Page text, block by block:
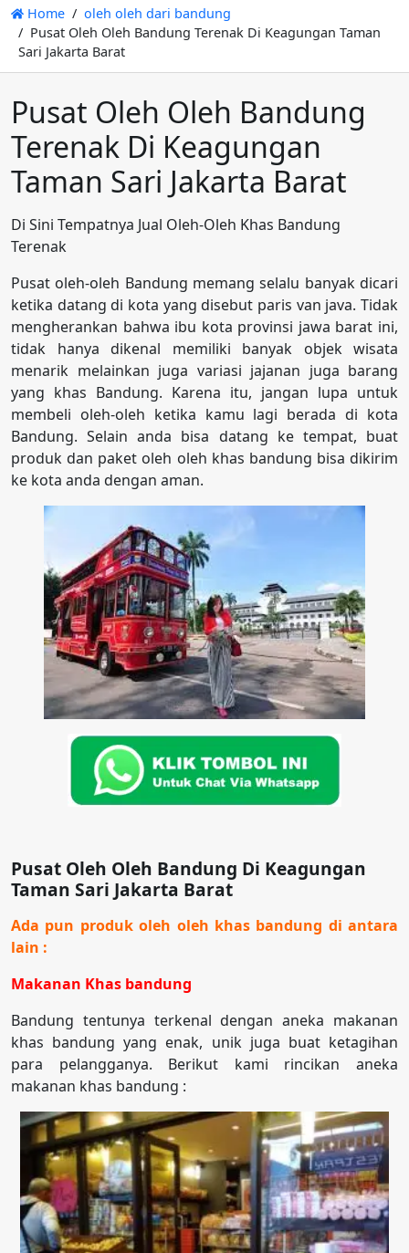
Home
oleh oleh dari bandung
Pusat Oleh Oleh Bandung Terenak Di Keagungan Taman
Sari Jakarta Barat
Pusat Oleh Oleh Bandung
Terenak Di Keagungan
Taman Sari Jakarta Barat
Di Sini Tempatnya Jual Oleh-Oleh Khas Bandung
Terenak
Pusat oleh-oleh Bandung memang selalu banyak dicari
ketika datang di kota yang disebut paris van java. Tidak
mengherankan bahwa ibu kota provinsi jawa barat ini,
tidak hanya dikenal memiliki banyak objek wisata
menarik melainkan juga variasi jajanan juga barang
yang khas Bandung. Karena itu, jangan lupa untuk
membeli oleh-oleh ketika kamu lagi berada di kota
Bandung. Selain anda bisa datang ke tempat, buat
produk dan paket oleh oleh khas bandung bisa dikirim
ke kota anda dengan aman.
Pusat Oleh Oleh Bandung Di Keagungan
Taman Sari Jakarta Barat
Ada pun produk oleh oleh khas bandung di antara
lain :
Makanan Khas bandung
Bandung tentunya terkenal dengan aneka makanan
khas bandung yang enak, unik juga buat ketagihan
para pelangganya. Berikut kami rincikan aneka
makanan khas bandung :